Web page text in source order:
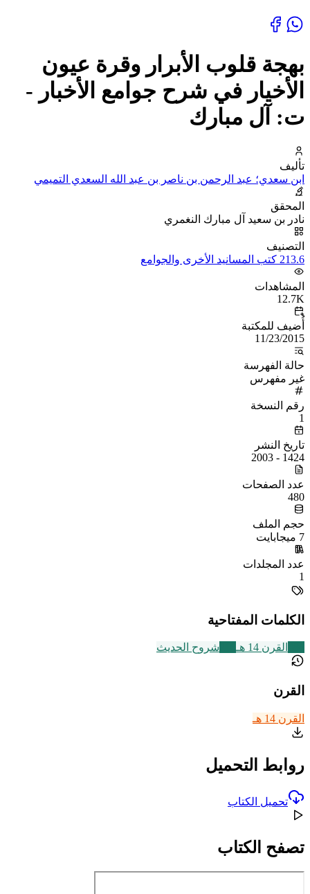
بهجة قلوب الأبرار وقرة عيون
الأخيار في شرح جوامع الأخبار -
ت: آل مبارك
تأليف
ابن سعدي؛ عبد الرحمن بن ناصر بن عبد الله السعدي التميمي
المحقق
نادر بن سعيد آل مبارك النغمري
التصنيف
213.6 كتب المسانيد الأخرى والجوامع
المشاهدات
12.7K
أُضيف للمكتبة
11/23/2015
حالة الفهرسة
غير مفهرس
رقم النسخة
1
تاريخ النشر
1424 - 2003
عدد الصفحات
480
حجم الملف
7 ميجابايت
عدد المجلدات
1
الكلمات المفتاحية
القرن 14 هـ شروح الحديث
القرن
القرن 14 هـ
روابط التحميل
تحميل الكتاب
تصفح الكتاب